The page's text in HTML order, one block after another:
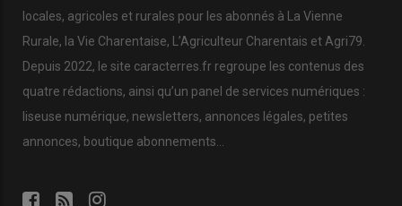
locales, agricoles et rurales pour les abonnés à La Vienne
Rurale, la Vie Charentaise, L’Agriculteur Charentais et Agri79.
Depuis 2022, le site caracterres.fr regroupe les contenus des
quatre rédactions, ainsi qu’un panel de services numériques :
liseuse numérique, newsletters, annonces légales, petites
annonces, boutique abonnements…